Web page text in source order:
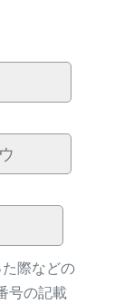
際などの
号の記載